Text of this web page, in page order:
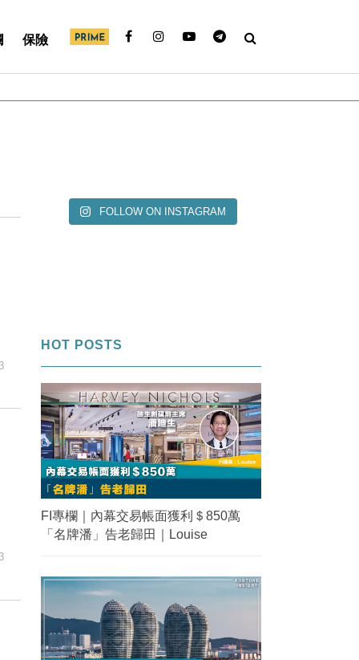
保險
FOLLOW ON INSTAGRAM
HOT POSTS
FI專欄｜內幕交易帳面獲利＄850萬
「名牌潘」告老歸田｜Louise